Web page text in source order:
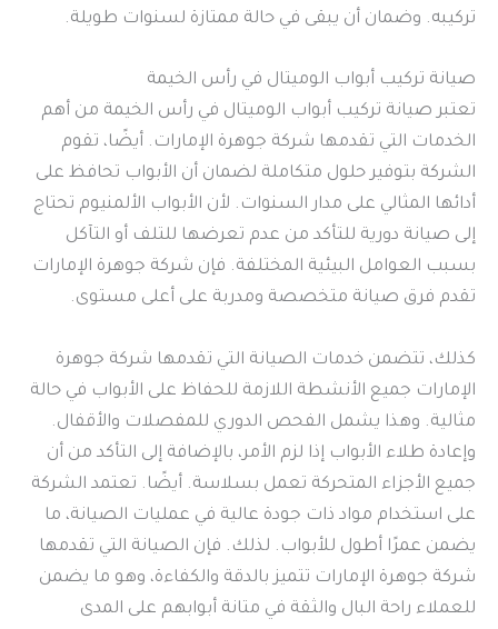
تركيبه. وضمان أن يبقى في حالة ممتازة لسنوات طويلة.
صيانة تركيب أبواب الوميتال في رأس الخيمة
تعتبر صيانة تركيب أبواب الوميتال في رأس الخيمة من أهم
الخدمات التي تقدمها شركة جوهرة الإمارات. أيضًا، تقوم
الشركة بتوفير حلول متكاملة لضمان أن الأبواب تحافظ على
أدائها المثالي على مدار السنوات. لأن الأبواب الألمنيوم تحتاج
إلى صيانة دورية للتأكد من عدم تعرضها للتلف أو التآكل
بسبب العوامل البيئية المختلفة. فإن شركة جوهرة الإمارات
تقدم فرق صيانة متخصصة ومدربة على أعلى مستوى.
كذلك، تتضمن خدمات الصيانة التي تقدمها شركة جوهرة
الإمارات جميع الأنشطة اللازمة للحفاظ على الأبواب في حالة
مثالية. وهذا يشمل الفحص الدوري للمفصلات والأقفال.
وإعادة طلاء الأبواب إذا لزم الأمر، بالإضافة إلى التأكد من أن
جميع الأجزاء المتحركة تعمل بسلاسة. أيضًا. تعتمد الشركة
على استخدام مواد ذات جودة عالية في عمليات الصيانة، ما
يضمن عمرًا أطول للأبواب. لذلك. فإن الصيانة التي تقدمها
شركة جوهرة الإمارات تتميز بالدقة والكفاءة، وهو ما يضمن
للعملاء راحة البال والثقة في متانة أبوابهم على المدى